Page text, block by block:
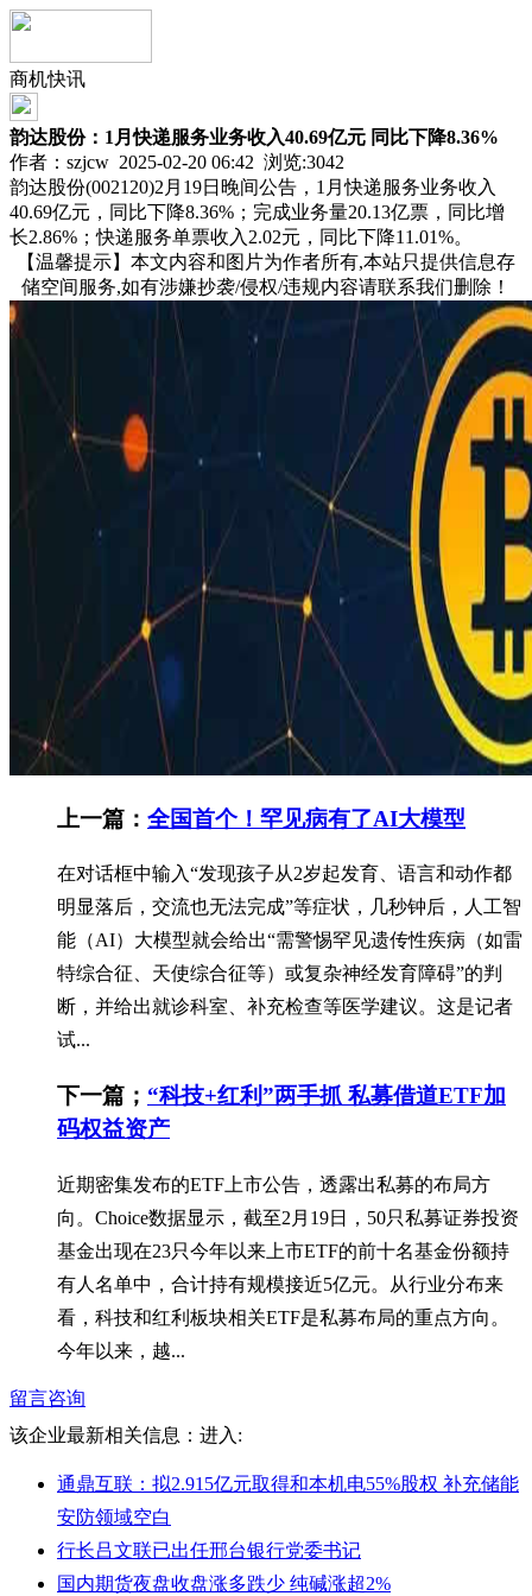
商机快讯
韵达股份：1月快递服务业务收入40.69亿元 同比下降8.36%
作者：szjcw 2025-02-20 06:42 浏览:3042
韵达股份(002120)2月19日晚间公告，1月快递服务业务收入
40.69亿元，同比下降8.36%；完成业务量20.13亿票，同比增
长2.86%；快递服务单票收入2.02元，同比下降11.01%。
【温馨提示】本文内容和图片为作者所有,本站只提供信息存
储空间服务,如有涉嫌抄袭/侵权/违规内容请联系我们删除！
上一篇： 全国首个！罕见病有了AI大模型
在对话框中输入“发现孩子从2岁起发育、语言和动作都
明显落后，交流也无法完成”等症状，几秒钟后，人工智
能（AI）大模型就会给出“需警惕罕见遗传性疾病（如雷
特综合征、天使综合征等）或复杂神经发育障碍”的判
断，并给出就诊科室、补充检查等医学建议。这是记者
试...
下一篇； “科技+红利”两手抓 私募借道ETF加
码权益资产
近期密集发布的ETF上市公告，透露出私募的布局方
向。Choice数据显示，截至2月19日，50只私募证券投资
基金出现在23只今年以来上市ETF的前十名基金份额持
有人名单中，合计持有规模接近5亿元。从行业分布来
看，科技和红利板块相关ETF是私募布局的重点方向。
今年以来，越...
留言咨询
该企业最新相关信息： 进入:
通鼎互联：拟2.915亿元取得和本机电55%股权 补充储能
安防领域空白
行长吕文联已出任邢台银行党委书记
国内期货夜盘收盘涨多跌少 纯碱涨超2%